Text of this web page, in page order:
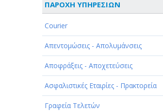
ΑΘΛΗΤΙΣΜΟΣ
ΑΥΤΟΚΙΝΗΤΑ - ΜΗΧΑΝΕΣ - ΣΚΑΦΗ
ΔΙΑΣΚΕΔΑΣΗ - ΨΥΧΑΓΩΓΙΑ - ΤΕΧΝΕΣ
ΔΙΑΦΗΜΙΣΗ - ΜΜΕ
ΕΚΚΛΗΣΙΕΣ - ΦΙΛΑΝΘΡΩΠΙΚΑ
ΣΩΜΑΤΕΙΑ
ΠΑΡΟΧΗ ΥΠΗΡΕΣΙΩΝ
Courier
Απεντομώσεις - Απολυμάνσεις
Αποφράξεις - Αποχετεύσεις
Ασφαλιστικές Εταιρίες - Πρακτορεία
Γραφεία Τελετών